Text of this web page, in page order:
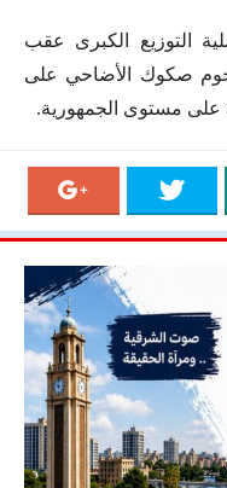
التوزيع الكبرى عقب
صكوك الأضاحي على
على مستوى الجمهورية.